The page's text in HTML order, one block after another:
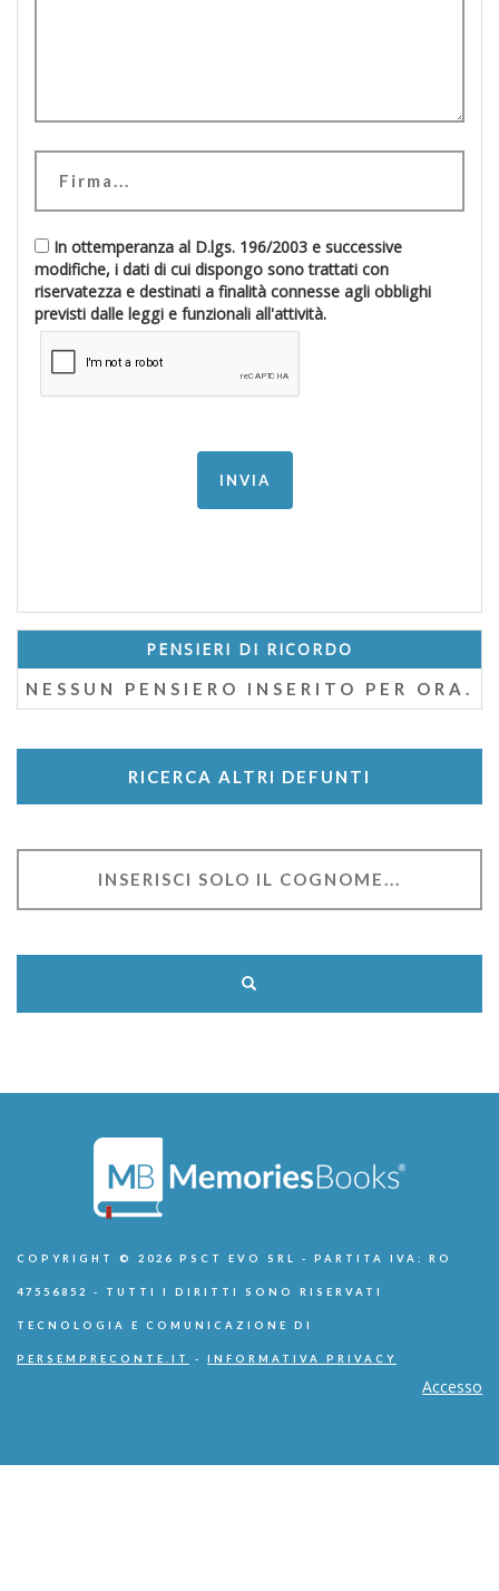
In ottemperanza al D.lgs. 196/2003 e successive
modifiche, i dati di cui dispongo sono trattati con
riservatezza e destinati a finalità connesse agli obblighi
previsti dalle leggi e funzionali all'attività.
PENSIERI DI RICORDO
NESSUN PENSIERO INSERITO PER ORA.
RICERCA ALTRI DEFUNTI
COPYRIGHT © 2026 PSCT EVO SRL - PARTITA IVA: RO
47556852 - TUTTI I DIRITTI SONO RISERVATI
TECNOLOGIA E COMUNICAZIONE DI
PERSEMPRECONTE.IT - INFORMATIVA PRIVACY
Accesso